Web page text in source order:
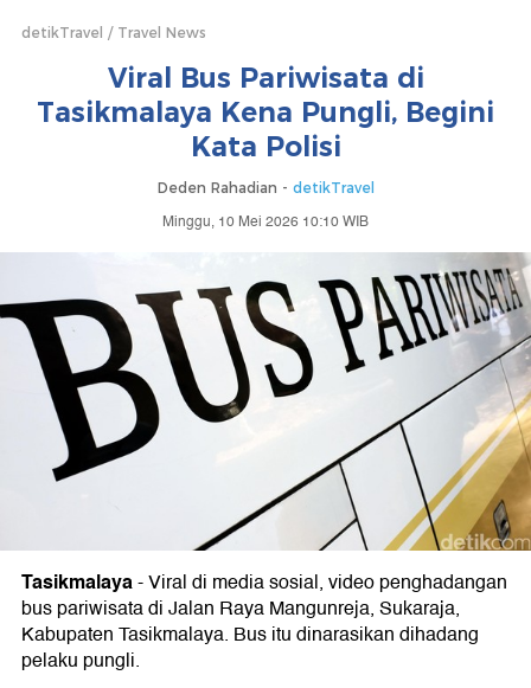
detikTravel Travel News
Viral Bus Pariwisata di
Tasikmalaya Kena Pungli, Begini
Kata Polisi
Deden Rahadian - detikTravel
Minggu, 10 Mei 2026 10:10 WIB
Tasikmalaya-Viral di media sosial, video penghadangan
bus pariwisata di Jalan Raya Mangunreja, Sukaraja,
Kabupaten Tasikmalaya. Bus itu dinarasikan dihadang
pelaku pungli.